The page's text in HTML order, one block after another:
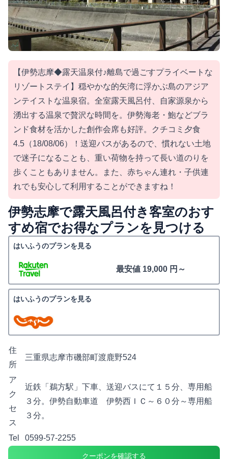
【伊勢志摩◆露天温泉付♪離島で過ごすプライベートな
リゾートステイ】穏やかな的矢湾に浮かぶ島のアジア
ンテイストな温泉宿。全室露天風呂付、自家源泉から
湧出する温泉で贅沢な時間を。伊勢海老・鮑などブラ
ンド食材を活かした創作会席も好評。クチコミ夕食
4.5（18/08/06）！送迎バスがあるので、慣れない土地
で迷子になることも、重い荷物を持って長い道のりを
歩くこともありません。また、赤ちゃん連れ・子供連
れでも安心して利用することができますね！
伊勢志摩で露天風呂付き客室のおす
すめ宿でお得なプランを見つける
はいふうのプランを見る
最安値 19,000 円～
はいふうのプランを見る
住
所
三重県志摩市磯部町渡鹿野524
ア
ク
セ
ス
近鉄「鵜方駅」下車、送迎バスにて１５分、専用船
３分。伊勢自動車道 伊勢西ＩＣ～６０分～専用船
３分。
Tel 0599-57-2255
クーポンを確認する